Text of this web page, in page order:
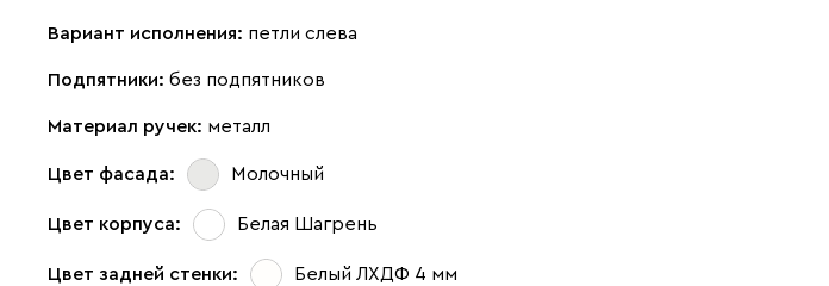
Вариант исполнения: петли слева
Подпятники: без подпятников
Материал ручек: металл
Цвет фасада: Молочный
Цвет корпуса: Белая Шагрень
Цвет задней стенки: Белый ЛХДФ 4 мм